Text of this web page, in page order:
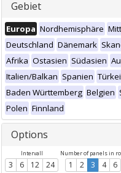
Gebiet
Europa Nordhemisphäre
Deutschland Dänemark
Afrika Ostasien Südasien
Italien/Balkan Spanien
Baden Württemberg Belgien
Polen Finnland
Options
Intervall
3 6 12 24
Number of panels in
1 2 3 4 6